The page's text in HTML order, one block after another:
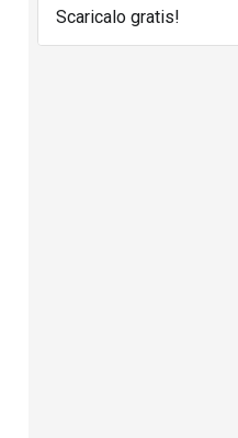
Scaricalo gratis!